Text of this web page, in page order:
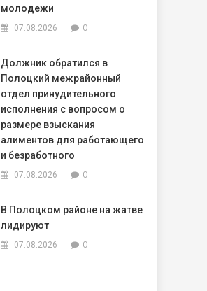
молодежи
07.08.2026 0
Должник обратился в
Полоцкий межрайонный
отдел принудительного
исполнения с вопросом о
размере взыскания
алиментов для работающего
и безработного
07.08.2026 0
В Полоцком районе на жатве
лидируют
07.08.2026 0